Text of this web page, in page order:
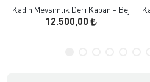
Kadın Mevsimlik Deri Kaban - Bej
12.500,00